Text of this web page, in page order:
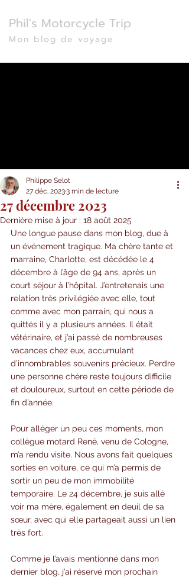
Phil's Motorcycle Trip
Mon blog de voyage
27 décembre 2023
Philippe Selot
27 déc. 20233 min de lecture
Dernière mise à jour : 18 août 2025
Une longue pause dans mon blog, due à
un événement tragique. Ma chère tante et
marraine, Charlotte, est décédée le 4
décembre à l’âge de 94 ans, après un
court séjour à l’hôpital. J’entretenais une
relation très privilégiée avec elle, tout
comme avec mon parrain, qui nous a
quittés il y a plusieurs années. Il était
vétérinaire, et j’ai passé de nombreuses
vacances chez eux, accumulant
d’innombrables souvenirs précieux. Perdre
une personne chère reste toujours difficile
et douloureux, surtout en cette période de
fin d’année.
Pour alléger un peu ces moments, mon
collègue motard René, venu de Cologne,
m’a rendu visite. Nous avons fait quelques
sorties en voiture, ce qui m’a permis de
sortir un peu de mon immobilité
temporaire. Le 24 décembre, je suis allé
voir ma mère, également en deuil de sa
sœur, avec qui elle partageait aussi un lien
très fort.
Comme je l’avais mentionné dans mon
dernier blog, j’ai réservé mon prochain